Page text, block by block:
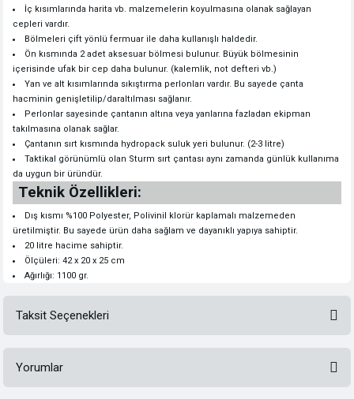
İç kısımlarında harita vb. malzemelerin koyulmasına olanak sağlayan
cepleri vardır.
Bölmeleri çift yönlü fermuar ile daha kullanışlı haldedir.
Ön kısmında 2 adet aksesuar bölmesi bulunur. Büyük bölmesinin
içerisinde ufak bir cep daha bulunur. (kalemlik, not defteri vb.)
Yan ve alt kısımlarında sıkıştırma perlonları vardır. Bu sayede çanta
hacminin genişletilip/daraltılması sağlanır.
Perlonlar sayesinde çantanın altına veya yanlarına fazladan ekipman
takılmasına olanak sağlar.
Çantanın sırt kısmında hydropack suluk yeri bulunur. (2-3 litre)
Taktikal görünümlü olan Sturm sırt çantası aynı zamanda günlük kullanıma
da uygun bir üründür.
Teknik Özellikleri:
Dış kısmı %100 Polyester, Polivinil klorür kaplamalı malzemeden
üretilmiştir. Bu sayede ürün daha sağlam ve dayanıklı yapıya sahiptir.
20 litre hacime sahiptir.
Ölçüleri: 42 x 20 x 25 cm
Ağırlığı: 1100 gr.
Taksit Seçenekleri
Yorumlar